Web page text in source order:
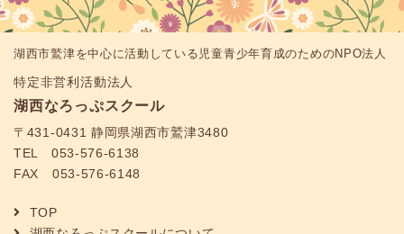
湖西市鷲津を中心に活動している児童青少年育成のためのNPO法人
特定非営利活動法人
湖西なろっぷスクール
〒431-0431 静岡県湖西市鷲津3480
TEL 053-576-6138
FAX 053-576-6148
TOP